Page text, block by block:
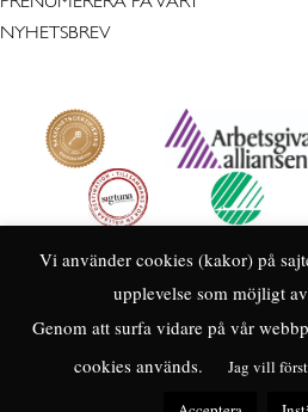
NYHETSBREV
Vi använder cookies (kakor) på
upplevelse som möjligt
Genom att surfa vidare på vår
cookies används.
Jag vill